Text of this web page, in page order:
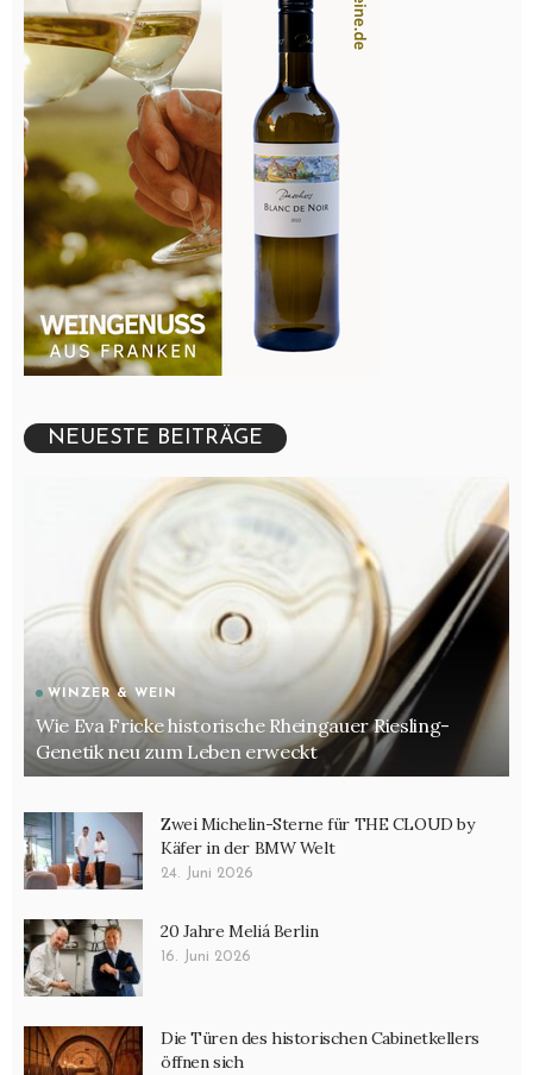
NEUESTE BEITRÄGE
WINZER & WEIN
Wie Eva Fricke historische Rheingauer Riesling-
Genetik neu zum Leben erweckt
Zwei Michelin-Sterne für THE CLOUD by
Käfer in der BMW Welt
24. Juni 2026
20 Jahre Meliá Berlin
16. Juni 2026
Die Türen des historischen Cabinetkellers
öffnen sich